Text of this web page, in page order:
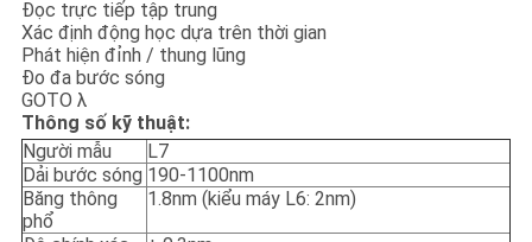
Đọc trực tiếp tập trung
Xác định động học dựa trên thời gian
Phát hiện đỉnh / thung lũng
Đo đa bước sóng
GOTO λ
Thông số kỹ thuật:
Người mẫu
L7
Dải bước sóng 190-1100nm
Băng thông
phổ
1.8nm (kiểu máy L6: 2nm)